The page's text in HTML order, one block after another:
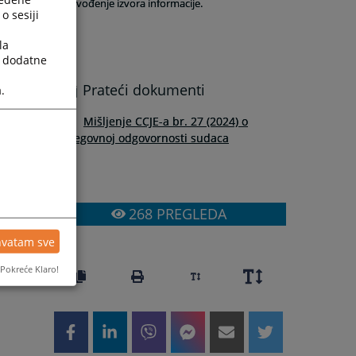
navođenje izvora informacije.
Prateći dokumenti
Mišljenje CCJE-a br. 27 (2024) o
stegovnoj odgovornosti sudaca
268PREGLEDA
sesiji
sve
Pokreće Klaro!